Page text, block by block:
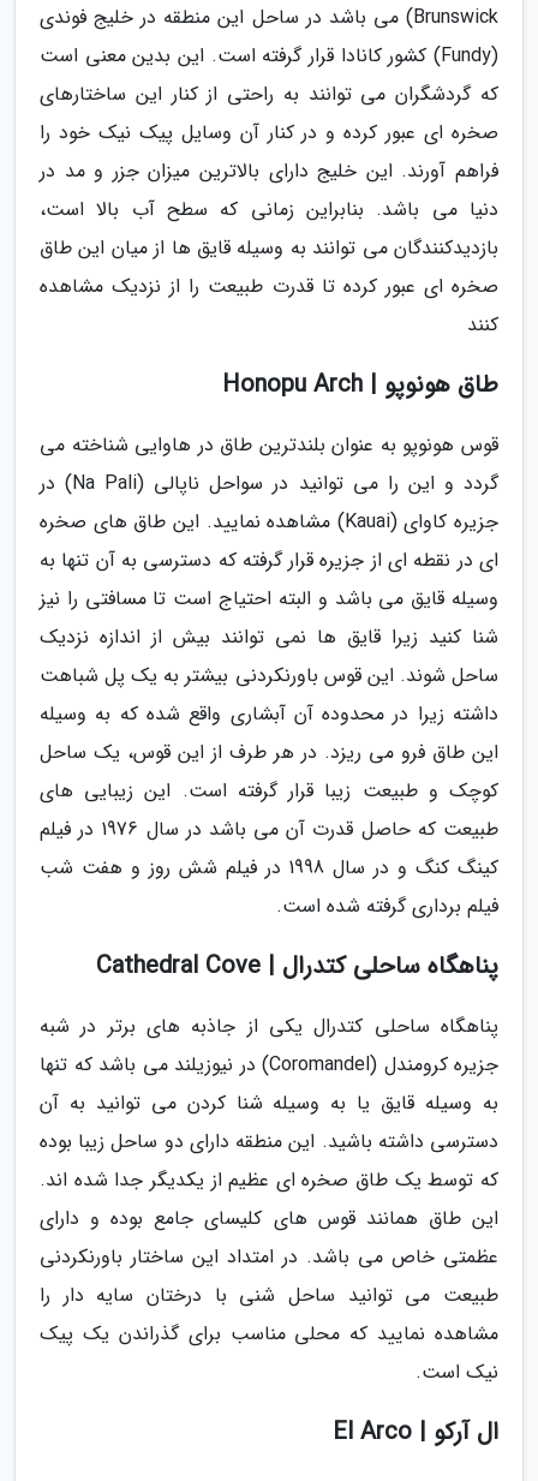
Brunswick) می باشد در ساحل این منطقه در خلیج فوندی
(Fundy) کشور کانادا قرار گرفته است. این بدین معنی است
که گردشگران می توانند به راحتی از کنار این ساختارهای
صخره ای عبور کرده و در کنار آن وسایل پیک نیک خود را
فراهم آورند. این خلیج دارای بالاترین میزان جزر و مد در
دنیا می باشد. بنابراین زمانی که سطح آب بالا است،
بازدیدکنندگان می توانند به وسیله قایق ها از میان این طاق
صخره ای عبور کرده تا قدرت طبیعت را از نزدیک مشاهده
کنند
طاق هونوپو | Honopu Arch
قوس هونوپو به عنوان بلندترین طاق در هاوایی شناخته می
گردد و این را می توانید در سواحل ناپالی (Na Pali) در
جزیره کاوای (Kauai) مشاهده نمایید. این طاق های صخره
ای در نقطه ای از جزیره قرار گرفته که دسترسی به آن تنها به
وسیله قایق می باشد و البته احتیاج است تا مسافتی را نیز
شنا کنید زیرا قایق ها نمی توانند بیش از اندازه نزدیک
ساحل شوند. این قوس باورنکردنی بیشتر به یک پل شباهت
داشته زیرا در محدوده آن آبشاری واقع شده که به وسیله
این طاق فرو می ریزد. در هر طرف از این قوس، یک ساحل
کوچک و طبیعت زیبا قرار گرفته است. این زیبایی های
طبیعت که حاصل قدرت آن می باشد در سال 1976 در فیلم
کینگ کنگ و در سال 1998 در فیلم شش روز و هفت شب
فیلم برداری گرفته شده است.
پناهگاه ساحلی کتدرال | Cathedral Cove
پناهگاه ساحلی کتدرال یکی از جاذبه های برتر در شبه
جزیره کرومندل (Coromandel) در نیوزیلند می باشد که تنها
به وسیله قایق یا به وسیله شنا کردن می توانید به آن
دسترسی داشته باشید. این منطقه دارای دو ساحل زیبا بوده
که توسط یک طاق صخره ای عظیم از یکدیگر جدا شده اند.
این طاق همانند قوس های کلیسای جامع بوده و دارای
عظمتی خاص می باشد. در امتداد این ساختار باورنکردنی
طبیعت می توانید ساحل شنی با درختان سایه دار را
مشاهده نمایید که محلی مناسب برای گذراندن یک پیک
نیک است.
ال آرکو | El Arco